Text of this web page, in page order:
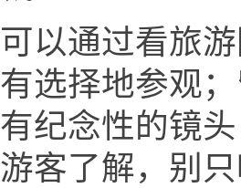
可以通过看旅
有选择地参观
有纪念性的镜
游客了解，别